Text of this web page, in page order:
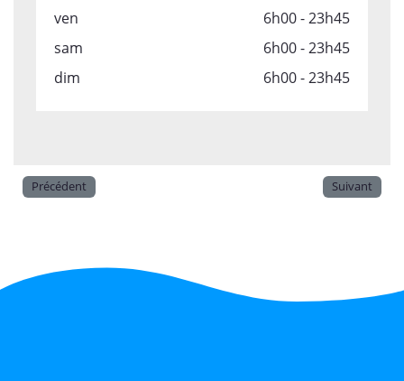
ven
6h00 - 23h45
sam
6h00 - 23h45
dim
6h00 - 23h45
Précédent Suivant